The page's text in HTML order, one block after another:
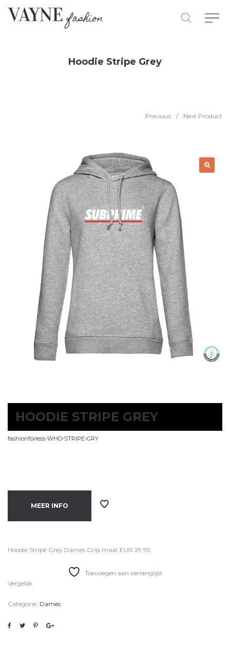
Hoodie Stripe Grey
Previous / Next Product
HOODIE STRIPE GREY
fashionforless-WHO-STRIPE-GRY
MEER INFO
Hoodie Stripe Grey Dames Grijs maat EUR 29.95
Toevoegen aan verlanglijst
Vergelijk
Categorie: Dames